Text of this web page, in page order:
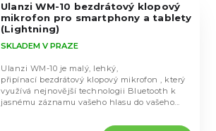
Ulanzi WM-10 bezdrátový klopový
mikrofon pro smartphony a tablety
(Lightning)
SKLADEM V PRAZE
Ulanzi WM-10 je malý, lehký,
připínací bezdrátový klopový mikrofon , který
využívá nejnovější technologii Bluetooth k
jasnému záznamu vašeho hlasu do vašeho...